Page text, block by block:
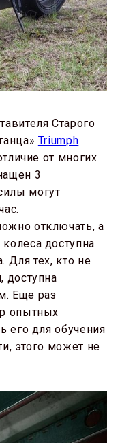
Старого
Triumph
от многих
3
могут
отключать, а
доступна
Для тех, кто не
доступна
Еще раз
опытных
его для обучения
этого может не